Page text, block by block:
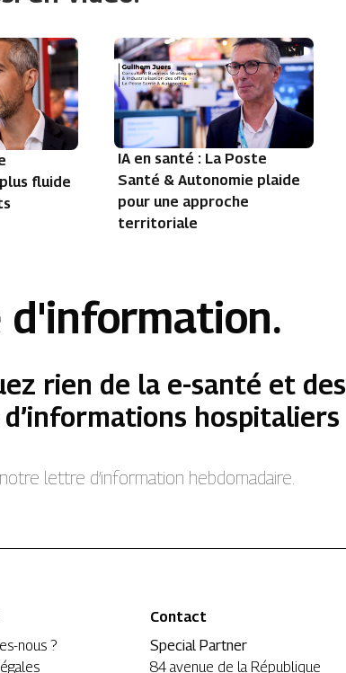
fluide
IA en santé : La Poste
Santé & Autonomie plaide
pour une approche
territoriale
rien de la e-santé et des
hospitaliers
lettre d’information hebdomadaire.
nous ?
Contact
Special Partner
84 avenue de la République